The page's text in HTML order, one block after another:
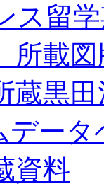
ス留
所載
蔵黒
データ
資料